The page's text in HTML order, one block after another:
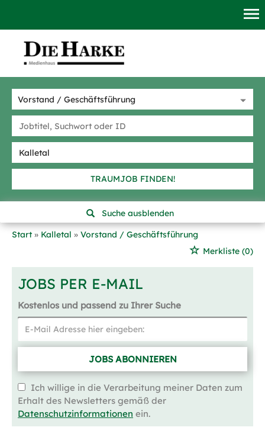
TRAUMJOB FINDEN!
Suche ausblenden
Start
Kalletal
Vorstand / Geschäftsführung
Merkliste (0)
JOBS PER E-MAIL
Kostenlos und passend zu Ihrer Suche
JOBS ABONNIEREN
Ich willige in die Verarbeitung meiner Daten zum
Erhalt des Newsletters gemäß der
Datenschutzinformationen ein.